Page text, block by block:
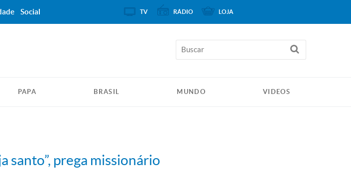
PAPA BRASIL MUNDO VIDEOS
santo”, prega missionário
Social TV RÁDIO LOJA